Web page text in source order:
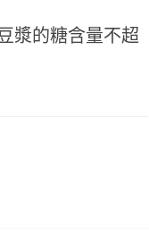
漿的糖含量不超